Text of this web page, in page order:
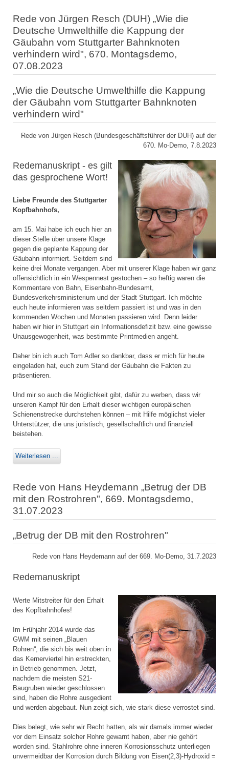
Rede von Jürgen Resch (DUH) „Wie die
Deutsche Umwelthilfe die Kappung der
Gäubahn vom Stuttgarter Bahnknoten
verhindern wird", 670. Montagsdemo,
07.08.2023
„Wie die Deutsche Umwelthilfe die Kappung
der Gäubahn vom Stuttgarter Bahnknoten
verhindern wird"
Rede von Jürgen Resch (Bundesgeschäftsführer der DUH) auf der
670. Mo-Demo, 7.8.2023
Redemanuskript - es gilt
das gesprochene Wort!
Liebe Freunde des Stuttgarter
Kopfbahnhofs,
am 15. Mai habe ich euch hier an
dieser Stelle über unsere Klage
gegen die geplante Kappung der
Gäubahn informiert. Seitdem sind
keine drei Monate vergangen. Aber mit unserer Klage haben wir ganz
offensichtlich in ein Wespennest gestochen – so heftig waren die
Kommentare von Bahn, Eisenbahn-Bundesamt,
Bundesverkehrsministerium und der Stadt Stuttgart. Ich möchte
euch heute informieren was seitdem passiert ist und was in den
kommenden Wochen und Monaten passieren wird. Denn leider
haben wir hier in Stuttgart ein Informationsdefizit bzw. eine gewisse
Unausgewogenheit, was bestimmte Printmedien angeht.
Daher bin ich auch Tom Adler so dankbar, dass er mich für heute
eingeladen hat, euch zum Stand der Gäubahn die Fakten zu
präsentieren.
Und mir so auch die Möglichkeit gibt, dafür zu werben, dass wir
unseren Kampf für den Erhalt dieser wichtigen europäischen
Schienenstrecke durchstehen können – mit Hilfe möglichst vieler
Unterstützer, die uns juristisch, gesellschaftlich und finanziell
beistehen.
Weiterlesen ...
Rede von Hans Heydemann „Betrug der DB
mit den Rostrohren", 669. Montagsdemo,
31.07.2023
„Betrug der DB mit den Rostrohren"
Rede von Hans Heydemann auf der 669. Mo-Demo, 31.7.2023
Redemanuskript
Werte Mitstreiter für den Erhalt
des Kopfbahnhofes!
Im Frühjahr 2014 wurde das
GWM mit seinen „Blauen
Rohren“, die sich bis weit oben in
das Kernerviertel hin erstreckten,
in Betrieb genommen. Jetzt,
nachdem die meisten S21-
Baugruben wieder geschlossen
sind, haben die Rohre ausgedient
und werden abgebaut. Nun zeigt sich, wie stark diese verrostet sind.
Dies belegt, wie sehr wir Recht hatten, als wir damals immer wieder
vor dem Einsatz solcher Rohre gewarnt haben, aber nie gehört
worden sind. Stahlrohre ohne inneren Korrosionsschutz unterliegen
unvermeidbar der Korrosion durch Bildung von Eisen(2,3)-Hydroxid =